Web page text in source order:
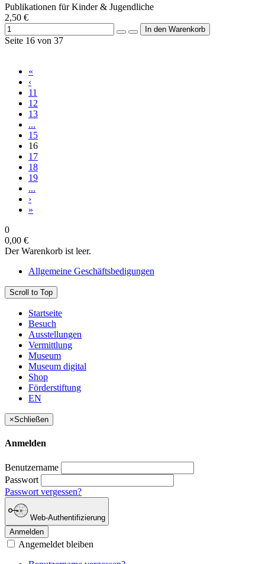
Publikationen für Kinder & Jugendliche
2,50 €
Seite 16 von 37
«
‹
11
12
13
...
15
16
17
18
19
...
›
»
0
0,00 €
Der Warenkorb ist leer.
Allgemeine Geschäftsbedigungen
Scroll to Top
Startseite
Besuch
Ausstellungen
Vermittlung
Museum
Museum digital
Shop
Förderstiftung
EN
×Schließen
Anmelden
Benutzername
Passwort
Passwort vergessen?
Web-Authentifizierung
Anmelden
Angemeldet bleiben